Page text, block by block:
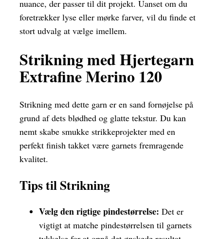
nuance, der passer til dit projekt. Uanset om du
foretrækker lyse eller mørke farver, vil du finde et
stort udvalg at vælge imellem.
Strikning med Hjertegarn
Extrafine Merino 120
Strikning med dette garn er en sand fornøjelse på
grund af dets blødhed og glatte tekstur. Du kan
nemt skabe smukke strikkeprojekter med en
perfekt finish takket være garnets fremragende
kvalitet.
Tips til Strikning
Vælg den rigtige pindestørrelse: Det er
vigtigt at matche pindestørrelsen til garnets